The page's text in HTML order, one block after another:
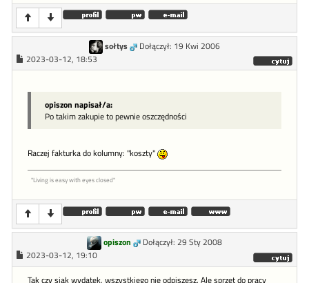
sołtys
Dołączył: 19 Kwi 2006
2023-03-12, 18:53
opiszon napisał/a:
Po takim zakupie to pewnie oszczędności
Raczej fakturka do kolumny: "koszty"
"Living is easy with eyes closed"
opiszon
Dołączył: 29 Sty 2008
2023-03-12, 19:10
Tak czy siak wydatek, wszystkiego nie odpiszesz. Ale sprzęt do pracy